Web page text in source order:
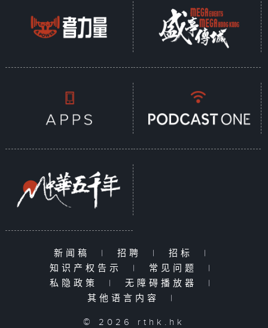
新闻稿 | 招聘 | 招标
|
知识产权告示
| 常见问题
|
私隐政策
| 无障碍播放器
|
其他语言内容
|
© 2026 rthk.hk